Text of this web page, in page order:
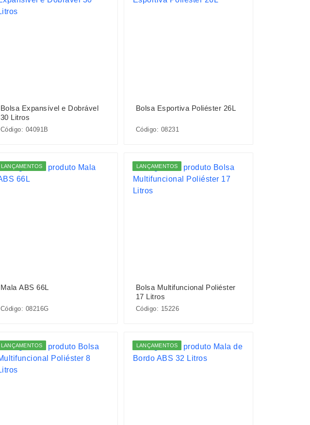
Bolsa Expansível e Dobrável
30 Litros
Código: 04091B
Bolsa Esportiva Poliéster 26L
Código: 08231
LANÇAMENTOS
Mala ABS 66L
Código: 08216G
LANÇAMENTOS
Bolsa Multifuncional Poliéster
17 Litros
Código: 15226
LANÇAMENTOS LANÇAMENTOS